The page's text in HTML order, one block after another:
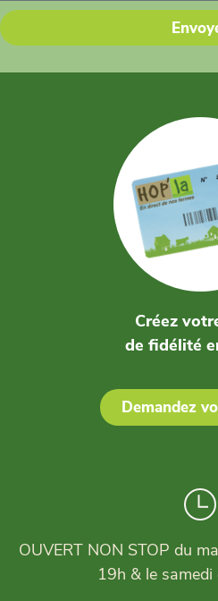
Créez
de fidélité
Demandez
OUVERT NON STOP du
19h & le